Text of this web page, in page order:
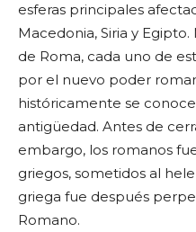
esferas principales
Macedonia, Siria y
de Roma, cada uno de
por el nuevo poder
históricamente se
antigüedad. Antes de
embargo, los romanos
griegos, sometidos al
griega fue después
Romano.